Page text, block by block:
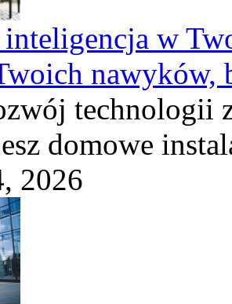
inteligencja w
nawyków,
technologii
domowe
2026